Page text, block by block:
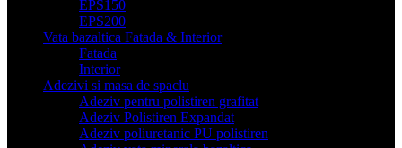
EPS150
EPS200
Vata bazaltica Fatada & Interior
Fatada
Interior
Adezivi si masa de spaclu
Adeziv pentru polistiren grafitat
Adeziv Polistiren Expandat
Adeziv poliuretanic PU polistiren